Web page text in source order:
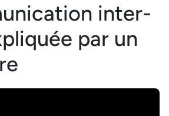
inter-
par un